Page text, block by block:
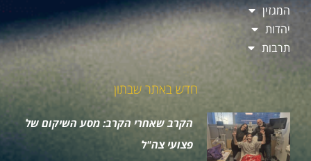
המגזין
יהדות
תרבות
חדש באתר שבתון
הקרב שאחרי הקרב: מסע השיקום של
פצועי צה"ל